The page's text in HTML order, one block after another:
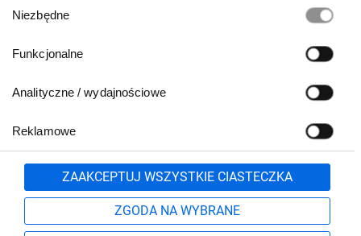
zgody
Niezbędne
Funkcjonalne
Analityczne / wydajnościowe
Reklamowe
ZAAKCEPTUJ WSZYSTKIE CIASTECZKA
ZGODA NA WYBRANE
801 500 700 lub
71 37 61 600
Formularz kontaktowy